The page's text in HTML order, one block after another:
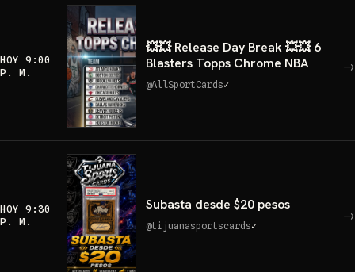
HOY 9:00
P. M.
💥💥 Release Day Break 💥💥 6
Blasters Topps Chrome NBA
@AllSportCards✓
→
HOY 9:30
P. M.
Subasta desde $20 pesos
@tijuanasportscards✓
→